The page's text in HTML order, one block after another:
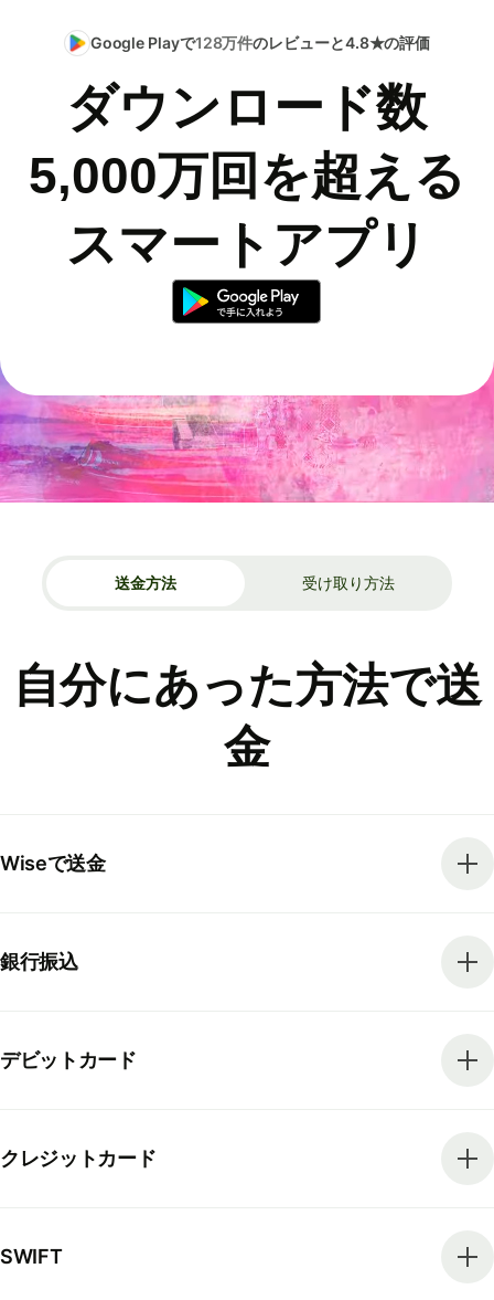
Google Playで128万件のレビューと4.8★の評価
ダウンロード数
5,000万回を超える
スマートアプリ
送金方法 受け取り方法
自分にあった方法で送
金
Wiseで送金
銀行振込
デビットカード
クレジットカード
SWIFT